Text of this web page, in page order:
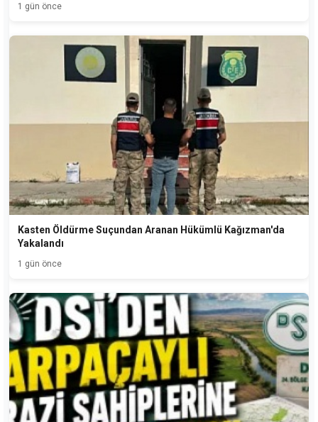
1 gün önce
Kasten Öldürme Suçundan Aranan Hükümlü Kağızman'da
Yakalandı
1 gün önce